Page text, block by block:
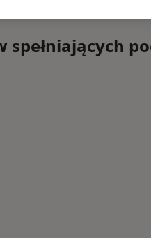
spełniających